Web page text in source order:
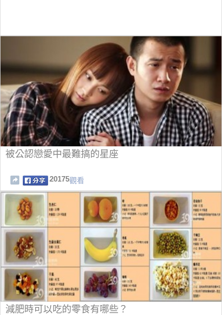
被公認戀愛中最難搞的星座
20175觀看
減肥時可以吃的零食有哪些？